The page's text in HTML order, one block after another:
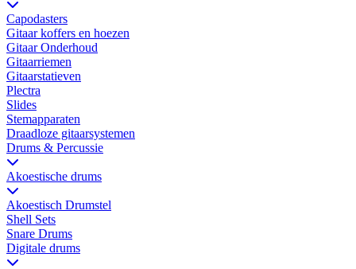
Capodasters
Gitaar koffers en hoezen
Gitaar Onderhoud
Gitaarriemen
Gitaarstatieven
Plectra
Slides
Stemapparaten
Draadloze gitaarsystemen
Drums & Percussie
Akoestische drums
Akoestisch Drumstel
Shell Sets
Snare Drums
Digitale drums